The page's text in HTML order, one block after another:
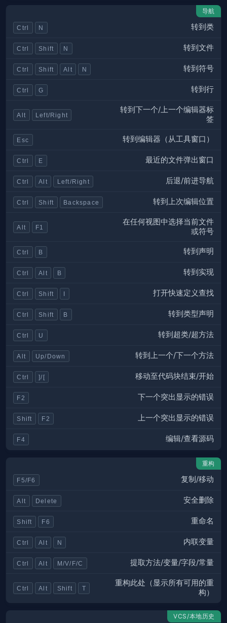
导航
Ctrl N 转到类
Ctrl Shift N 转到文件
Ctrl Shift Alt N 转到符号
Ctrl G 转到行
Alt Left/Right
转到下一个/上一个编辑器标
签
Esc 转到编辑器（从工具窗口）
Ctrl E 最近的文件弹出窗口
Ctrl Alt Left/Right 后退/前进导航
Ctrl Shift Backspace 转到上次编辑位置
Alt F1
在任何视图中选择当前文件
或符号
Ctrl B 转到声明
Ctrl Alt B 转到实现
Ctrl Shift I 打开快速定义查找
Ctrl Shift B 转到类型声明
Ctrl U 转到超类/超方法
Alt Up/Down 转到上一个/下一个方法
Ctrl ]/[ 移动至代码块结束/开始
F2 下一个突出显示的错误
Shift F2 上一个突出显示的错误
F4 编辑/查看源码
重构
F5/F6 复制/移动
Alt Delete 安全删除
Shift F6 重命名
Ctrl Alt N 内联变量
Ctrl Alt M/V/F/C 提取方法/变量/字段/常量
Ctrl Alt Shift T
重构此处（显示所有可用的重
构）
VCS/本地历史